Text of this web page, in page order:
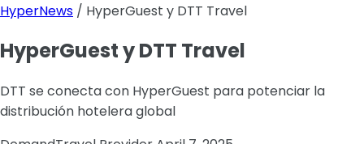
HyperNews / HyperGuest y DTT Travel
HyperGuest y DTT Travel
DTT se conecta con HyperGuest para potenciar la
distribución hotelera global